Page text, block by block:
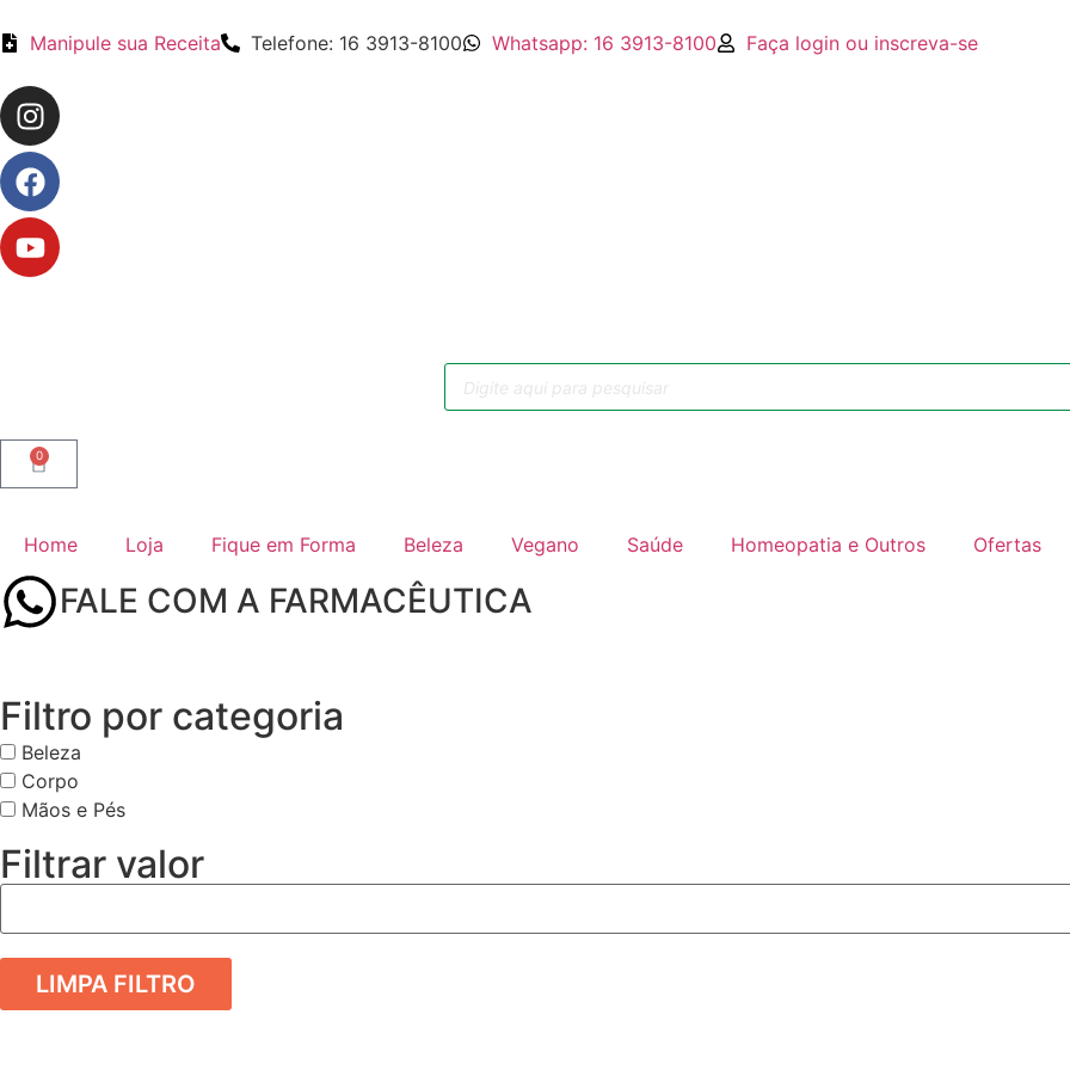
Manipule sua Receita Telefone: 16 3913-8100 Whatsapp: 16 3913-8100 Faça login ou inscreva-se
0
Home Loja Fique em Forma Beleza Vegano Saúde Homeopatia e Outros Ofertas
FALE COM A FARMACÊUTICA
Filtro por categoria
Beleza
Corpo
Mãos e Pés
Filtrar valor
LIMPA FILTRO